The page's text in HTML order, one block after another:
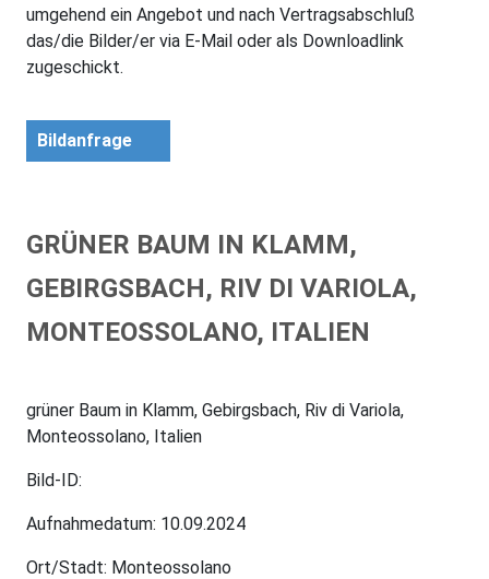
umgehend ein Angebot und nach Vertragsabschluß
das/die Bilder/er via E-Mail oder als Downloadlink
zugeschickt.
Bildanfrage
GRÜNER BAUM IN KLAMM,
GEBIRGSBACH, RIV DI VARIOLA,
MONTEOSSOLANO, ITALIEN
grüner Baum in Klamm, Gebirgsbach, Riv di Variola,
Monteossolano, Italien
Bild-ID:
Aufnahmedatum: 10.09.2024
Ort/Stadt: Monteossolano